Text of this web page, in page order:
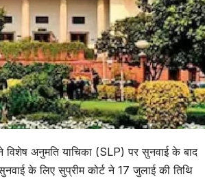
विशेष अनुमति याचिका (SLP) पर सुनवाई के बाद
के लिए सुप्रीम कोर्ट ने 17 जुलाई की तिथि